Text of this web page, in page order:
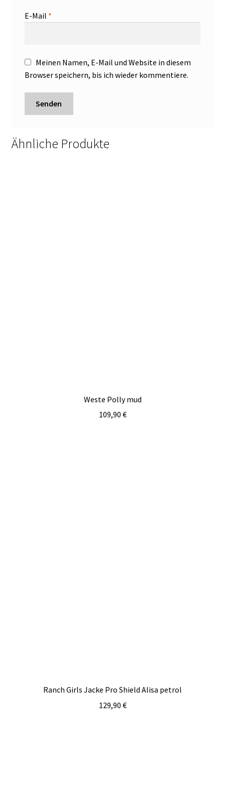
E-Mail *
Meinen Namen, E-Mail und Website in diesem
Browser speichern, bis ich wieder kommentiere.
Ähnliche Produkte
Weste Polly mud
109,90 €
Ranch Girls Jacke Pro Shield Alisa petrol
129,90 €